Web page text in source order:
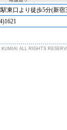
駅東口より徒歩5分(新宿
ALL RIGHTS